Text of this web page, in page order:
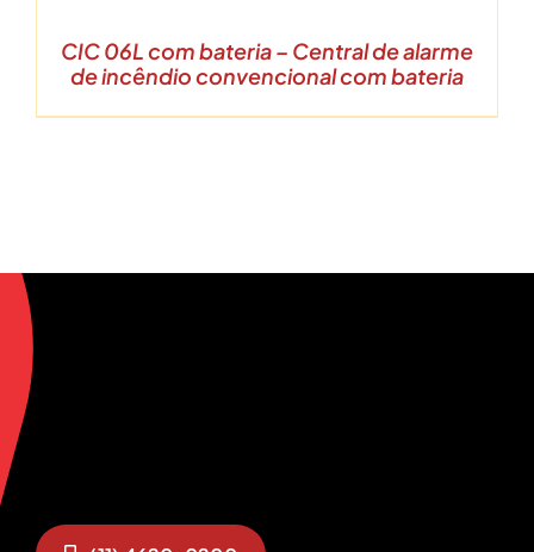
CIC 06L com bateria – Central de alarme
de incêndio convencional com bateria